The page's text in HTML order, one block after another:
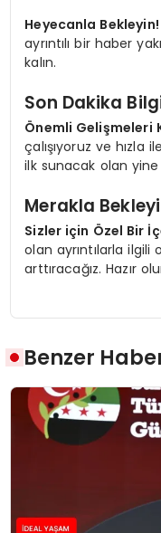
Heyecanla Bekleyin!
ayrıntılı bir haber
kalın.
Son Dakika
Önemli Gelişmeleri
çalışıyoruz ve hızla
ilk sunacak olan yine
Merakla
Sizler için Özel Bir
olan ayrıntılarla ilgili
arttıracağız. Hazır
Benzer